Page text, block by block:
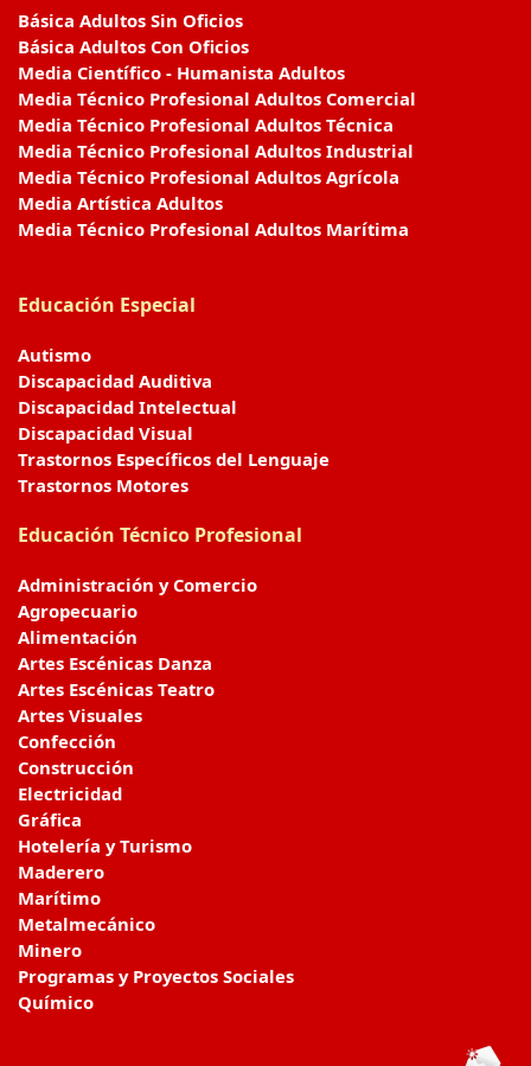
Básica Adultos Sin Oficios
Básica Adultos Con Oficios
Media Científico - Humanista Adultos
Media Técnico Profesional Adultos Comercial
Media Técnico Profesional Adultos Técnica
Media Técnico Profesional Adultos Industrial
Media Técnico Profesional Adultos Agrícola
Media Artística Adultos
Media Técnico Profesional Adultos Marítima
Educación Especial
Autismo
Discapacidad Auditiva
Discapacidad Intelectual
Discapacidad Visual
Trastornos Específicos del Lenguaje
Trastornos Motores
Educación Técnico Profesional
Administración y Comercio
Agropecuario
Alimentación
Artes Escénicas Danza
Artes Escénicas Teatro
Artes Visuales
Confección
Construcción
Electricidad
Gráfica
Hotelería y Turismo
Maderero
Marítimo
Metalmecánico
Minero
Programas y Proyectos Sociales
Químico